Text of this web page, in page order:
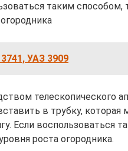
таким способом,
УАЗ 3909
телескопического
в трубку,
Если воспользоваться
роста огородника.